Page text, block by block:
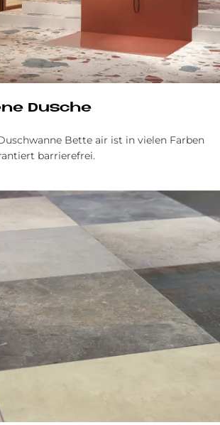
Du­sche
Bette air ist in vielen Farben
barrierefrei.